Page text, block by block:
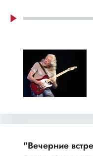
"Вечерние